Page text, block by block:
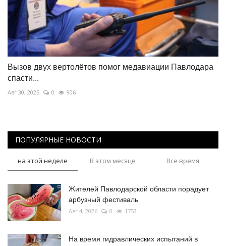
Вызов двух вертолётов помог медавиации Павлодара
спасти...
Авг 30, 2025 0 906
ПОПУЛЯРНЫЕ НОВОСТИ
на этой неделе В этом месяце Все время
Жителей Павлодарской области порадует
арбузный фестиваль
Авг 4, 2026 0 1753
На время гидравлических испытаний в